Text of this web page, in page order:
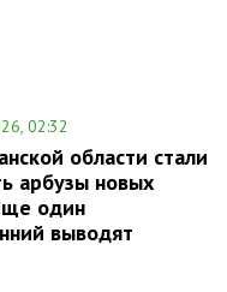
02:32
области стали
арбузы новых
один
выводят